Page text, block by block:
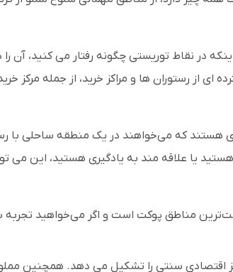
نقاط توریستی چگونه رفتار می کنید، آن
از رستوران ها و مراکز خرید، از جمله مرکز
هستند که می‌خواهند در یک منطقه ساحلی با
یا علاقه مند به یادگیری هستید، این می
مناطق پوکت است و اگر می‌خواهید تجربه
سنتی را تشکیل می دهد. همچنین مملو